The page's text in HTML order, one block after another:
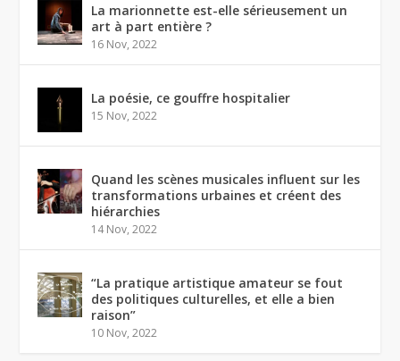
La marionnette est-elle sérieusement un
art à part entière ?
16 Nov, 2022
La poésie, ce gouffre hospitalier
15 Nov, 2022
Quand les scènes musicales influent sur les
transformations urbaines et créent des
hiérarchies
14 Nov, 2022
“La pratique artistique amateur se fout
des politiques culturelles, et elle a bien
raison”
10 Nov, 2022